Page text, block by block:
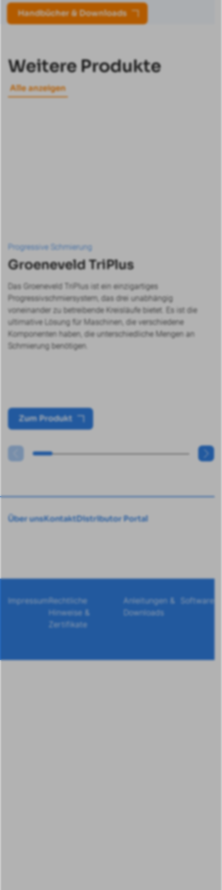
Handbücher & Downloads
Weitere Produkte
Alle anzeigen
Progressive Schmierung
Groeneveld TriPlus
Das Groeneveld TriPlus ist ein einzigartiges
Progressivschmiersystem, das drei unabhängig
voneinander zu betreibende Kreisläufe bietet. Es ist die
ultimative Lösung für Maschinen, die verschiedene
Komponenten haben, die unterschiedliche Mengen an
Schmierung benötigen.
Zum Produkt
Über unsKontaktDistributor Portal
ImpressumRechtliche
Hinweise &
Zertifikate
Anleitungen &
Downloads
Software